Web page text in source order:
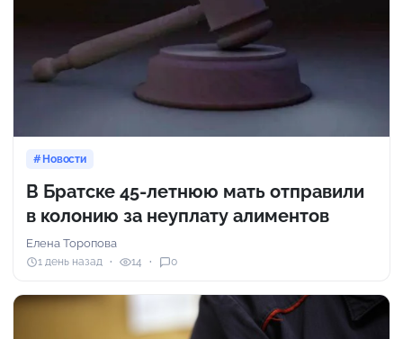
Новости
В Братске 45-летнюю мать отправили
в колонию за неуплату алиментов
Елена Торопова
1 день назад 14 0